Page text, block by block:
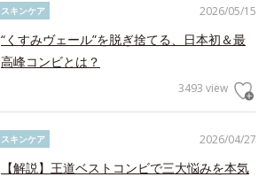
2026/05/15
スキンケア
“くすみヴェール”を脱ぎ捨てる、日本初＆最
高峰コンビとは？
3493 view
2026/04/27
スキンケア
【解説】王道ベストコンビで三大悩みを本気